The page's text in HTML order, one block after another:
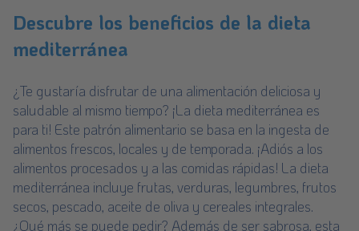
Descubre los beneficios de la dieta
mediterránea
¿Te gustaría disfrutar de una alimentación deliciosa y
saludable al mismo tiempo? ¡La dieta mediterránea es
para ti! Este patrón alimentario se basa en la ingesta de
alimentos frescos, locales y de temporada. ¡Adiós a los
alimentos procesados y a las comidas rápidas! La dieta
mediterránea incluye frutas, verduras, legumbres, frutos
secos, pescado, aceite de oliva y cereales integrales.
¿Qué más se puede pedir? Además de ser sabrosa, esta